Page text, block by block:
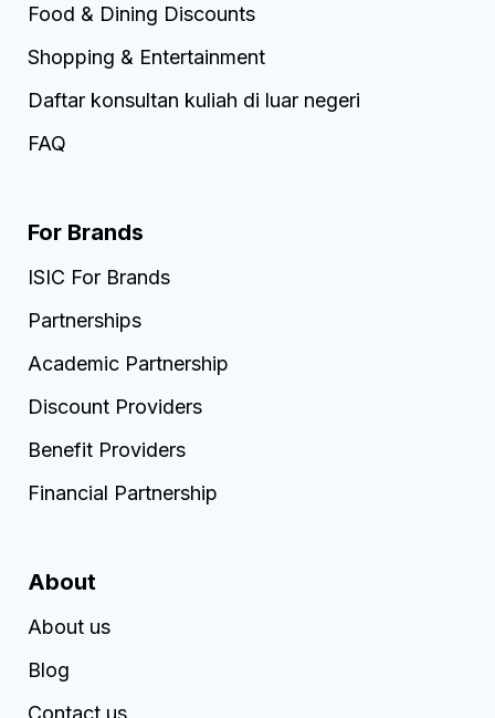
Food & Dining Discounts
Shopping & Entertainment
Daftar konsultan kuliah di luar negeri
FAQ
For Brands
ISIC For Brands
Partnerships
Academic Partnership
Discount Providers
Benefit Providers
Financial Partnership
About
About us
Blog
Contact us